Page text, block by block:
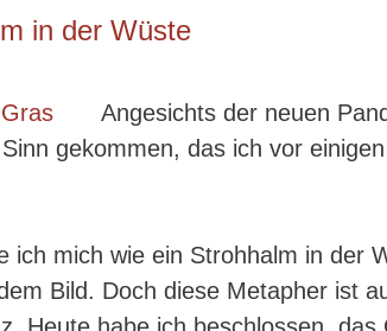
in der Wüste
Angesichts der neuen
gekommen, das ich vor
ich mich wie ein Strohhalm in der
Bild. Doch diese Metapher ist